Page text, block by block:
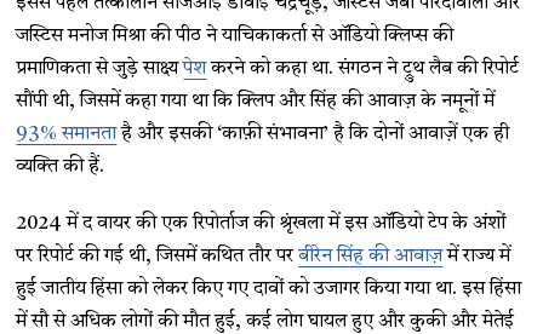
जस्टिस मनोज मिश्रा की पीठ ने याचिकाकर्ता से ऑडियो क्लिप्स की
प्रमाणिकता से जुड़े साक्ष्यपेशकरने को कहा था. संगठन ने ट्रुथ लैब की रिपोर्ट
सौंपी थी, जिसमें कहा गया था कि क्लिप और सिंह की आवाज़ के नमूनों में
93% समानताहै और इसकी ‘काफ़ी संभावना’ है कि दोनों आवाज़ें एक ही
व्यक्ति की हैं.
2024 में द वायर की एक रिपोर्ताज की श्रृंखला में इस ऑडियो टेप के अंशों
पर रिपोर्ट की गई थी, जिसमें कथित तौर परबीरेन सिंह की आवाज़में राज्य में
हुई जातीय हिंसा को लेकर किए गए दावों को उजागर किया गया था. इस हिंसा
में सौ से अधिक लोगों की मौत हुई, कई लोग घायल हुए और कुकी और मेतेई